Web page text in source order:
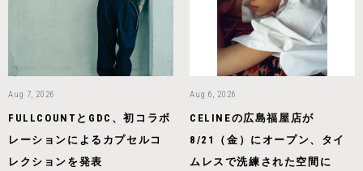
Aug 7, 2026
FULLCOUNTとGDC、初コラボ
レーションによるカプセルコ
レクションを発表
Aug 6, 2026
CELINEの広島福屋店が
8/21（金）にオープン、タイ
ムレスで洗練された空間に